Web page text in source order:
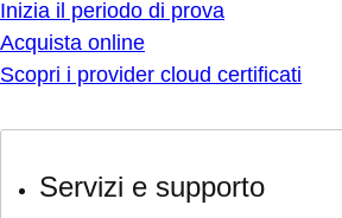
Inizia il periodo di prova
Acquista online
Scopri i provider cloud certificati
Servizi e supporto